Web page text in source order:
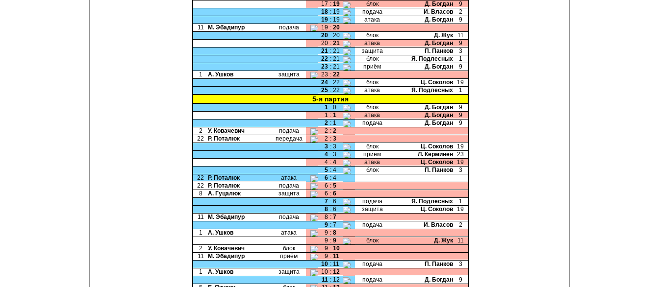
17 : 19 блок Д. Богдан
9
18 : 19 подача И. Власов
2
19 : 19 атака Д. Богдан
9
11
М. Эбадипур подача 19 : 20
20 : 20 блок Д. Жук
11
20 : 21 атака Д. Богдан
9
21 : 21 защита П. Панков
3
22 : 21 блок Я. Подлесных
1
23 : 21 приём Д. Богдан
9
1
А. Ушков защита 23 : 22
24 : 22 блок Ц. Соколов
19
25 : 22 атака Я. Подлесных 1
5-я партия
1 : 0 блок Д. Богдан
9
1 : 1 атака Д. Богдан
9
2 : 1 подача Д. Богдан
9
2
У. Ковачевич подача 2 : 2
22
Р. Поталюк передача 2 : 3
3 : 3 блок Ц. Соколов
19
4 : 3 приём Л. Керминен 23
4 : 4 атака Ц. Соколов
19
5 : 4 блок П. Панков
3
22
Р. Поталюк атака 6 : 4
22
Р. Поталюк подача 6 : 5
8
А. Гуцалюк защита 6 : 6
7 : 6 подача Я. Подлесных
1
8 : 6 защита Ц. Соколов
19
11
М. Эбадипур подача 8 : 7
9 : 7 подача И. Власов
2
1
А. Ушков атака 9 : 8
9 : 9 блок Д. Жук
11
2
У. Ковачевич блок 9 : 10
11
М. Эбадипур приём 9 : 11
10 : 11 подача П. Панков
3
1
А. Ушков защита 10 : 12
11 : 12 подача Д. Богдан
9